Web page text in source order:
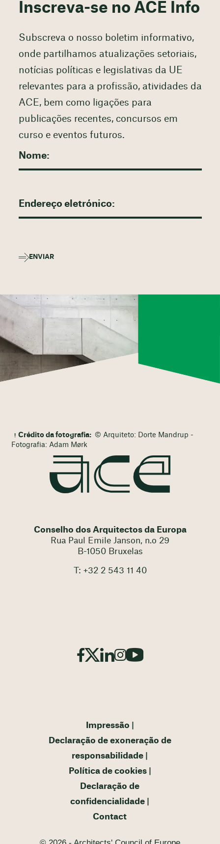
Inscreva-se no ACE Info
Subscreva o nosso boletim informativo,
onde partilhamos atualizações setoriais,
notícias políticas e legislativas da UE
relevantes para a profissão, atividades da
ACE, bem como ligações para
publicações recentes, concursos em
curso e eventos futuros.
ENVIAR
Crédito da fotografia: © Arquiteto: Dorte Mandrup -
Fotografia: Adam Mørk
Conselho dos Arquitectos da Europa
Rua Paul Emile Janson, n.o 29
B-1050 Bruxelas
T: +32 2 543 11 40
Impressão
Declaração de exoneração de
responsabilidade
Política de cookies
Declaração de
confidencialidade
Contact